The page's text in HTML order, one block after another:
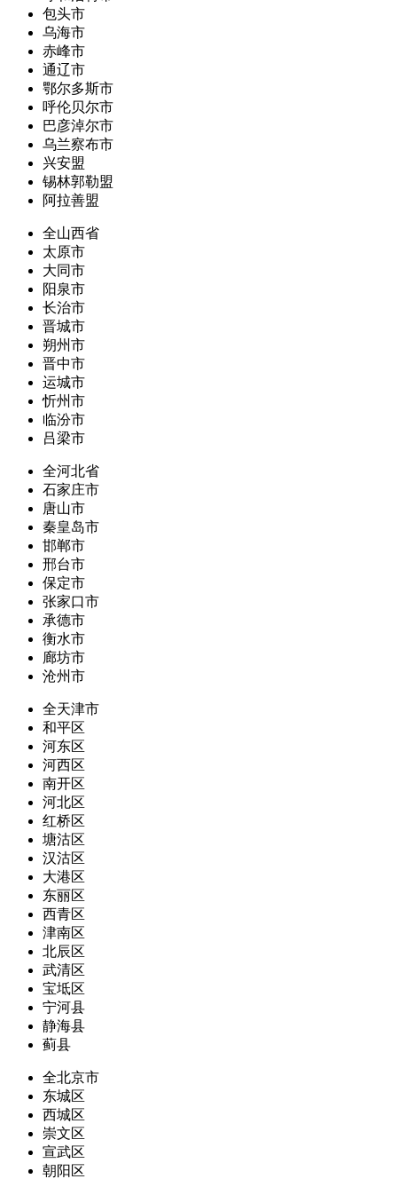
包头市
乌海市
赤峰市
通辽市
鄂尔多斯市
呼伦贝尔市
巴彦淖尔市
乌兰察布市
兴安盟
锡林郭勒盟
阿拉善盟
全山西省
太原市
大同市
阳泉市
长治市
晋城市
朔州市
晋中市
运城市
忻州市
临汾市
吕梁市
全河北省
石家庄市
唐山市
秦皇岛市
邯郸市
邢台市
保定市
张家口市
承德市
衡水市
廊坊市
沧州市
全天津市
和平区
河东区
河西区
南开区
河北区
红桥区
塘沽区
汉沽区
大港区
东丽区
西青区
津南区
北辰区
武清区
宝坻区
宁河县
静海县
蓟县
全北京市
东城区
西城区
崇文区
宣武区
朝阳区